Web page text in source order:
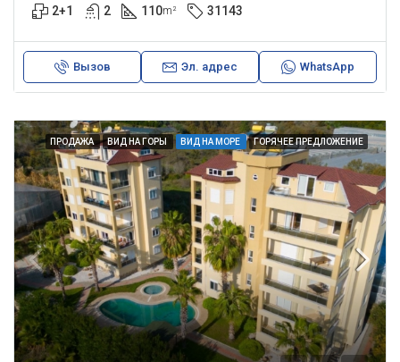
2+1 2 110m² 31143
Вызов Эл. адрес WhatsApp
ПРОДАЖА ВИД НА ГОРЫ ВИД НА МОРЕ ГОРЯЧЕЕ ПРЕДЛОЖЕНИЕ